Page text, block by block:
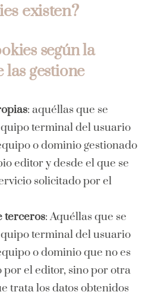
existen?
según la
las gestione
: aquéllas que se
terminal del usuario
o dominio gestionado
editor y desde el que se
solicitado por el
terceros: Aquéllas que se
terminal del usuario
o dominio que no es
por el editor, sino por otra
trata los datos obtenidos